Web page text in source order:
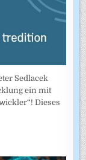
Sedlacek
ein mit
Dieses